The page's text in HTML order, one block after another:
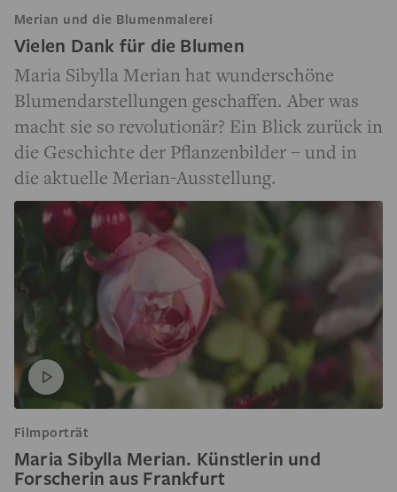
Merian und die Blumenmalerei
Vielen Dank für die Blumen
Maria Sibylla Merian hat wunderschöne
Blumendarstellungen geschaffen. Aber was
macht sie so revolutionär? Ein Blick zurück in
die Geschichte der Pflanzenbilder – und in
die aktuelle Merian-Ausstellung.
Filmporträt
Maria Sibylla Merian. Künstlerin und
Forscherin aus Frankfurt